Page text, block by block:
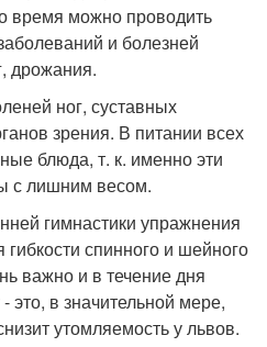
время можно проводить
и болезней
дрожания.
ног, суставных
зрения. В питании всех
блюда, т. к. именно эти
с лишним весом.
гимнастики упражнения
спинного и шейного
важно и в течение дня
это, в значительной мере,
утомляемость у львов.